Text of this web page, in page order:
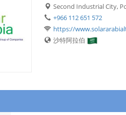
Second Industrial City,
+966 112 651 572
https://
沙特阿拉伯